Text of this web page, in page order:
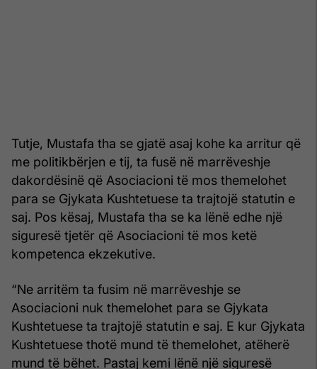
Tutje, Mustafa tha se gjatë asaj kohe ka arritur që
me politikbërjen e tij, ta fusë në marrëveshje
dakordësinë që Asociacioni të mos themelohet
para se Gjykata Kushtetuese ta trajtojë statutin e
saj. Pos kësaj, Mustafa tha se ka lënë edhe një
siguresë tjetër që Asociacioni të mos ketë
kompetenca ekzekutive.
“Ne arritëm ta fusim në marrëveshje se
Asociacioni nuk themelohet para se Gjykata
Kushtetuese ta trajtojë statutin e saj. E kur Gjykata
Kushtetuese thotë mund të themelohet, atëherë
mund të bëhet. Pastaj kemi lënë një siguresë